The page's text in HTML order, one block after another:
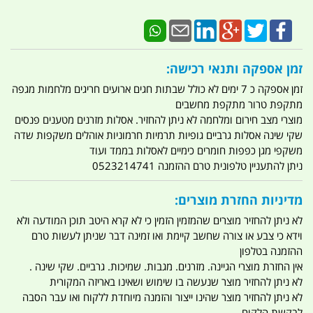
זמן אספקה ותנאי רכישה:
זמן אספקה כ 7 ימים לא כולל שבתות חגים ארועים חריגים מלחמות מגפה
מתקפת טרור מתקפת מחשבים
מוצרי מצב חירום ומלחמה לא ניתן להחזיר. אסלות מזרנים מטענים פנסים
שקי שינה אסלות גרביים גופיות תרמיות חרמוניות אוהלים משקפות שדה
משקפי מגן כפפות חומרים כימיים לאסלות בממד ועוד
ניתן להתעניין טלפונית טרם ההזמנה 0523214741
מדיניות החזרת מוצרים:
לא ניתן להחזיר מוצרים שהמזמין הזמין כי לא קרא היטב תוכן המודעה ולא
וידא כי צבע או צורה שחשב קיימת ואו זמינה דבר שניתן לעשות טרם
ההזמנה בטלפון
אין החזרת מוצרי הגיינה. מזרנים. מגבות. שמיכות. גרביים. שקי שינה .
לא ניתן להחזיר מוצר שנעשה בו שימוש ושאינו באריזה המקורית
לא ניתן להחזיר מוצר שהינו ייצור והזמנה מיוחדת ללקוח ואו עבר הסבה